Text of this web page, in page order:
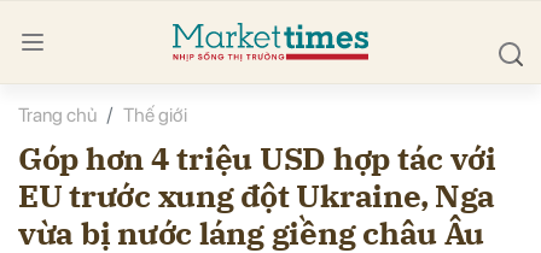
Trang chủ Thế giới
Góp hơn 4 triệu USD hợp tác với
EU trước xung đột Ukraine, Nga
vừa bị nước láng giềng châu Âu
luận